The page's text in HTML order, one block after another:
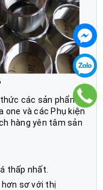
các sản phẩm
one và các Phụ kiện
hàng yên tâm sản
thấp nhất.
hơn sơ với thị